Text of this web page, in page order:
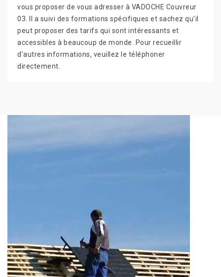
vous proposer de vous adresser à VADOCHE Couvreur
03. Il a suivi des formations spécifiques et sachez qu'il
peut proposer des tarifs qui sont intéressants et
accessibles à beaucoup de monde. Pour recueillir
d'autres informations, veuillez le téléphoner
directement.